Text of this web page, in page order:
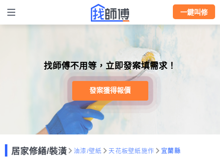
一鍵叫修
找師傅不用等，立即發案填需求！
發案獲得報價
居家修繕/裝潢 油漆/壁紙 天花板壁紙施作 宜蘭縣